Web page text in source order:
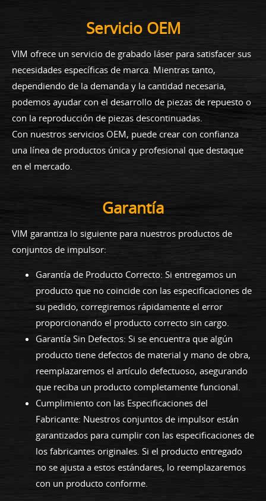
Servicio OEM
VIM ofrece un servicio de grabado láser para satisfacer sus
necesidades específicas de marca. Mientras tanto,
dependiendo de la demanda y la cantidad necesaria,
podemos ayudar con el desarrollo de piezas de repuesto o
con la reproducción de piezas descontinuadas.
Con nuestros servicios OEM, puede crear con confianza
una línea de productos única y profesional que destaque
en el mercado.
Garantía
VIM garantiza lo siguiente para nuestros productos de
conjuntos de impulsor:
Garantía de Producto Correcto: Si entregamos un
producto que no coincide con las especificaciones de
su pedido, corregiremos rápidamente el error
proporcionando el producto correcto sin cargo.
Garantía Sin Defectos: Si se encuentra que algún
producto tiene defectos de material y mano de obra,
reemplazaremos el artículo defectuoso, asegurando
que reciba un producto completamente funcional.
Cumplimiento con las Especificaciones del
Fabricante: Nuestros conjuntos de impulsor están
garantizados para cumplir con las especificaciones de
los fabricantes originales. Si el producto entregado
no se ajusta a estos estándares, lo reemplazaremos
con un producto conforme.